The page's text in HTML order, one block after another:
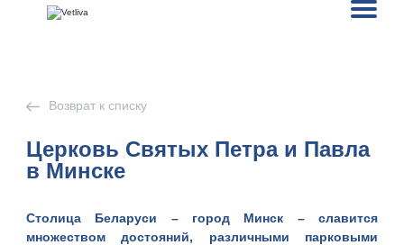
Возврат к списку
Церковь Святых Петра и Павла
в Минске
Столица Беларуси – город Минск
– славится
множеством достояний, различными парковыми